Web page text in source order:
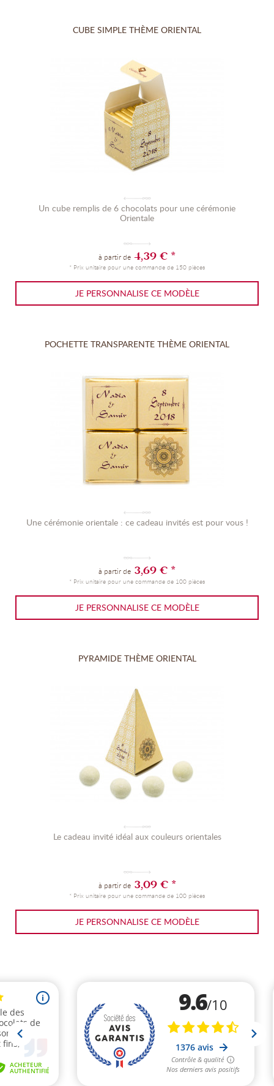
CUBE SIMPLE THÈME ORIENTAL
Un cube remplis de 6 chocolats pour une cérémonie
Orientale
à partir de 4,39 € *
* Prix unitaire pour une commande de 150 pièces
JE PERSONNALISE CE MODÈLE
POCHETTE TRANSPARENTE THÈME ORIENTAL
Une cérémonie orientale : ce cadeau invités est pour vous !
à partir de 3,69 € *
* Prix unitaire pour une commande de 100 pièces
JE PERSONNALISE CE MODÈLE
PYRAMIDE THÈME ORIENTAL
Le cadeau invité idéal aux couleurs orientales
à partir de3,09 € *
* Prix unitaire pour une commande de 100 pièces
JE PERSONNALISE CE MODÈLE